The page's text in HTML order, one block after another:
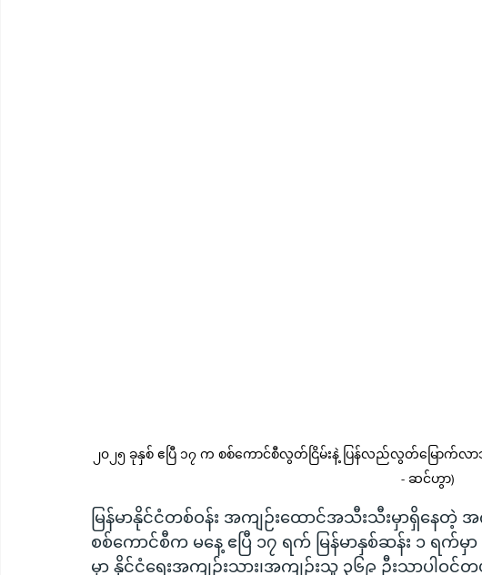
၂၀၂၅ ခုနှစ် ဧပြီ ၁၇ က စစ်ကောင်စီလွတ်ငြိမ်းနဲ့ ပြန်လည်လွတ်မြောက်လ
- ဆင်ဟွာ)
မြန်မာနိုင်ငံတစ်ဝန်း အကျဉ်းထောင်အသီးသီးမှာရှိနေတဲ့
စစ်ကောင်စီက မနေ့ ဧပြီ ၁၇ ရက် မြန်မာနှစ်ဆန်း ၁ ရ
မှာ နိုင်ငံရေးအကျဉ်းသား၊အကျဉ်းသူ ၃၆၉ ဦးသာပါဝင်